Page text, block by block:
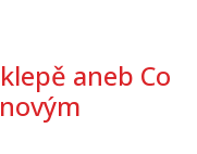
aneb Co